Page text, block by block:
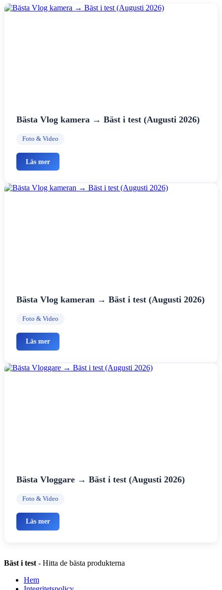
Bästa Vlog kamera → Bäst i test (Augusti 2026)
Foto & Video
Läs mer
Bästa Vlog kameran → Bäst i test (Augusti 2026)
Foto & Video
Läs mer
Bästa Vloggare → Bäst i test (Augusti 2026)
Foto & Video
Läs mer
Bäst i test - Hitta de bästa produkterna
Hem